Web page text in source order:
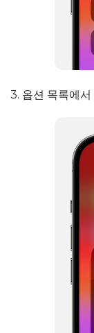
3. 옵션 목록에서